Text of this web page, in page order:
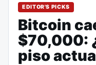
EDITOR'S PICKS
Bitcoin
$70,000:
piso